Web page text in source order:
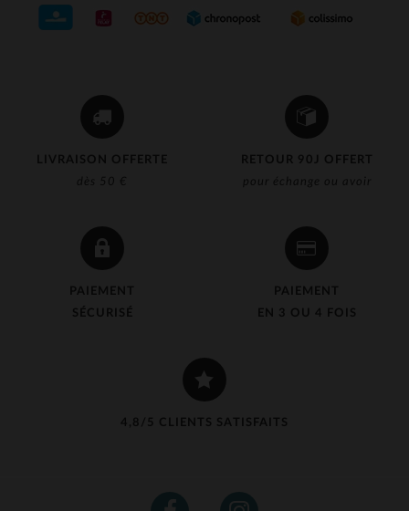
LIVRAISON OFFERTE
dès 50 €
RETOUR 90J OFFERT
pour échange ou avoir
PAIEMENT
SÉCURISÉ
PAIEMENT
EN 3 OU 4 FOIS
4,8/5 CLIENTS SATISFAITS